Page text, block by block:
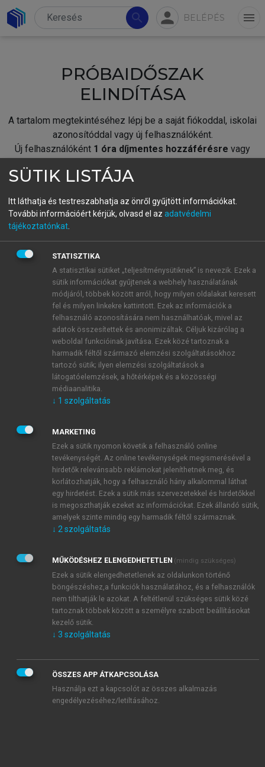
search person BELÉPÉS menu
PRÓBAIDŐSZAK
ELINDÍTÁSA
A tartalom megtekintéséhez lépj be a saját fiókoddal, iskolai
azonosítóddal vagy új felhasználóként.
Új felhasználóként 1 óra díjmentes hozzáférésre vagy
fiókoddal,vagy hozz létre új fiókot.
A regisztráció után apróbaidőszakautomatikusan
BELÉPÉS SAJÁT FIÓKKAL
ÚJ FIÓK LÉTREHOZÁSA
1 óra díjmentes hozzáférés
E-MAIL-CÍM
JELSZÓ
JELSZÓ ÚJRA
Kérek értesítést a MeRSZ újdonságairól, akcióiról.
Kérek értesítést az Akadémiai Kiadó Zrt. újdonságairól,
Adatkezelési tájékoztatóbanfoglaltakat tudomásul
veszem és elfogadom.
Általános vásárlási feltételeket, valamint a szotar.netés a
mersz.huoldalak licencszerződéseiben foglaltakat
tudomásul veszem és elfogadom.
KIPRÓBÁLOM
SÜTIK LISTÁJA
Itt láthatja és testreszabhatja az önről gyűjtött információkat.
További információért kérjük, olvasd el az adatvédelmi
tájékoztatónkat
STATISZTIKA
A statisztikai sütiket „teljesítménysütiknek” is nevezik. Ezek a
sütik információkat gyűjtenek a webhely használatának
módjáról, többek között arról, hogy milyen oldalakat keresett
fel és milyen linkekre kattintott. Ezek az információk a
felhasználó azonosítására nem használhatóak, mivel az
adatok összesítettek és anonimizáltak. Céljuk kizárólag a
weboldal funkcióinak javítása. Ezek közé tartoznak a
harmadik féltől származó elemzési szolgáltatásokhoz
tartozó sütik; ilyen elemzési szolgáltatások a
látogatóelemzések, a hőtérképek és a közösségi
médiaanalitika.
↓ 1 szolgáltatás
MARKETING
Ezek a sütik nyomon követik a felhasználó online
tevékenységét. Az online tevékenységek megismerésével a
hirdetők relevánsabb reklámokat jeleníthetnek meg, és
korlátozhatják, hogy a felhasználó hány alkalommal láthat
egy hirdetést. Ezek a sütik más szervezetekkel és hirdetőkkel
is megoszthatják ezeket az információkat. Ezek állandó sütik,
amelyek szinte mindig egy harmadik féltől származnak.
↓ 2 szolgáltatás
MŰKÖDÉSHEZ ELENGEDHETETLEN (mindig szükséges)
Ezek a sütik elengedhetetlenek az oldalunkon történő
böngészéshez,a funkciók használatához, és a felhasználók
nem tilthatják le azokat. A feltétlenül szükséges sütik közé
tartoznak többek között a személyre szabott beállításokat
kezelő sütik.
↓ 3 szolgáltatás
ÖSSZES APP ÁTKAPCSOLÁSA
Használja ezt a kapcsolót az összes alkalmazás
engedélyezéséhez/letiltásához.